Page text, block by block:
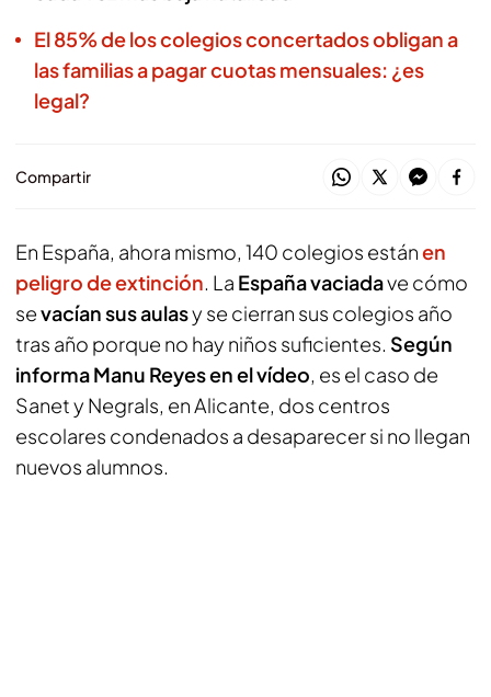
El 85% de los colegios concertados obligan a
las familias a pagar cuotas mensuales: ¿es
legal?
Compartir
En España, ahora mismo, 140 colegios estánen
peligro de extinción. La España vaciadave cómo
sevacían sus aulasy se cierran sus colegios año
tras año porque no hay niños suficientes. Según
informa Manu Reyes en el vídeo, es el caso de
Sanet y Negrals, en Alicante, dos centros
escolares condenados a desaparecer si no llegan
nuevos alumnos.